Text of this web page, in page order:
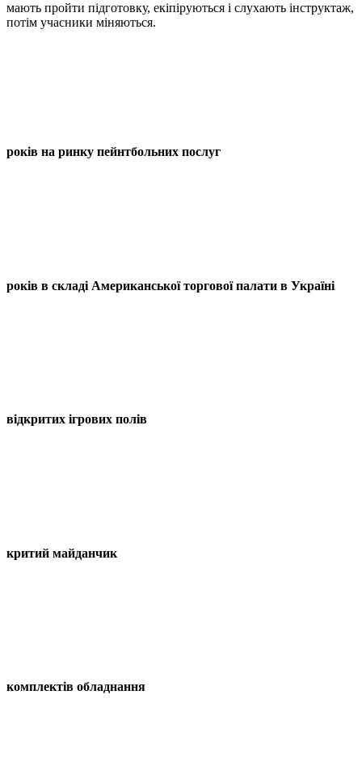
мають пройти підготовку, екіпіруються і слухають інструктаж,
потім учасники міняються.
років на ринку пейнтбольних послуг
років в складі Американської торгової палати в Україні
відкритих ігрових полів
критий майданчик
комплектів обладнання